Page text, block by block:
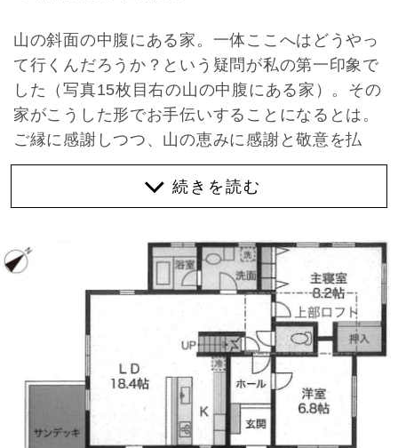
山の斜面の中腹にある家。一体ここへはどうやっ
て行くんだろうか？という疑問が私の第一印象で
した（写真15枚目右の山の中腹にある家）。その
家がこうした形でお手伝いすることになるとは。
ご縁に感謝しつつ、山の恵みに感謝と敬意を払
う、そんな暮らしを求める方に引き継いでいただ
きたい物件をご紹介。
まずはどうやって入るのか。その答え合わせか
ら。実は山の中腹の上下には住宅が立ち並んでお
り、下から上がる道が通常利用になると思いま
す。この道は家と家の間にある階段状の通路から
物件まで道が通じています。後半は傾斜がキツす
ぎるため、階段がジグザグに折れ重なる、まるで
アスレチックのような階段を上がって敷地に入っ
ていきます（写真8枚目）。他方、上の住宅地に
つながる山道もあり、こちらはもうトレッキング